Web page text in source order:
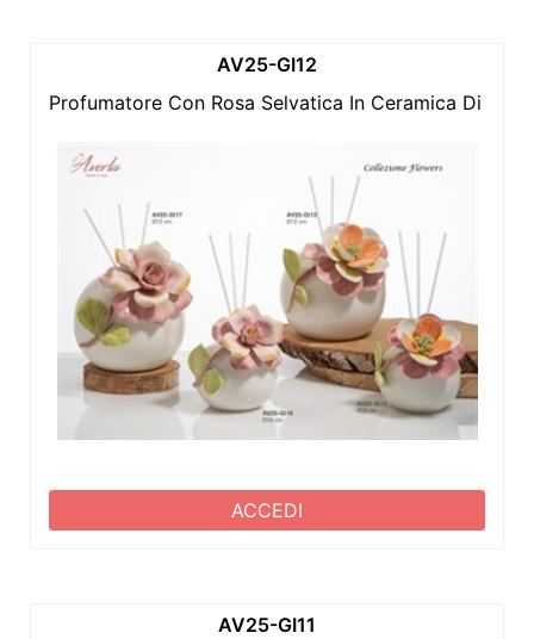
AV25-GI12
Profumatore Con Rosa Selvatica In Ceramica Di
ACCEDI
AV25-GI11